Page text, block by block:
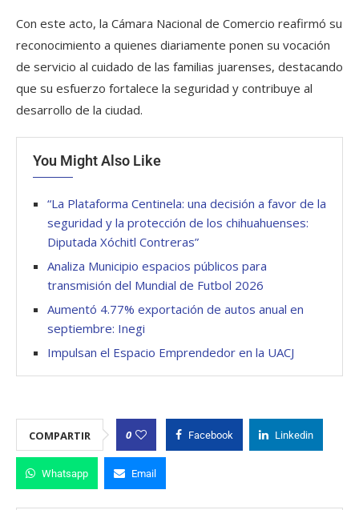
Con este acto, la Cámara Nacional de Comercio reafirmó su
reconocimiento a quienes diariamente ponen su vocación
de servicio al cuidado de las familias juarenses, destacando
que su esfuerzo fortalece la seguridad y contribuye al
desarrollo de la ciudad.
You Might Also Like
“La Plataforma Centinela: una decisión a favor de la
seguridad y la protección de los chihuahuenses:
Diputada Xóchitl Contreras”
Analiza Municipio espacios públicos para
transmisión del Mundial de Futbol 2026
Aumentó 4.77% exportación de autos anual en
septiembre: Inegi
Impulsan el Espacio Emprendedor en la UACJ
COMPARTIR 0 Facebook Linkedin
Whatsapp Email